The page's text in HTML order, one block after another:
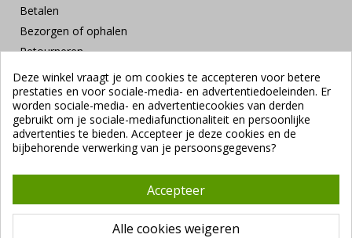
Betalen
Bezorgen of ophalen
Retourneren
Klachten en suggesties
Contact
Veilig betalen
Deze winkel vraagt je om cookies te accepteren voor betere
prestaties en voor sociale-media- en advertentiedoeleinden. Er
worden sociale-media- en advertentiecookies van derden
gebruikt om je sociale-mediafunctionaliteit en persoonlijke
advertenties te bieden. Accepteer je deze cookies en de
bijbehorende verwerking van je persoonsgegevens?
Accepteer
Alle cookies weigeren